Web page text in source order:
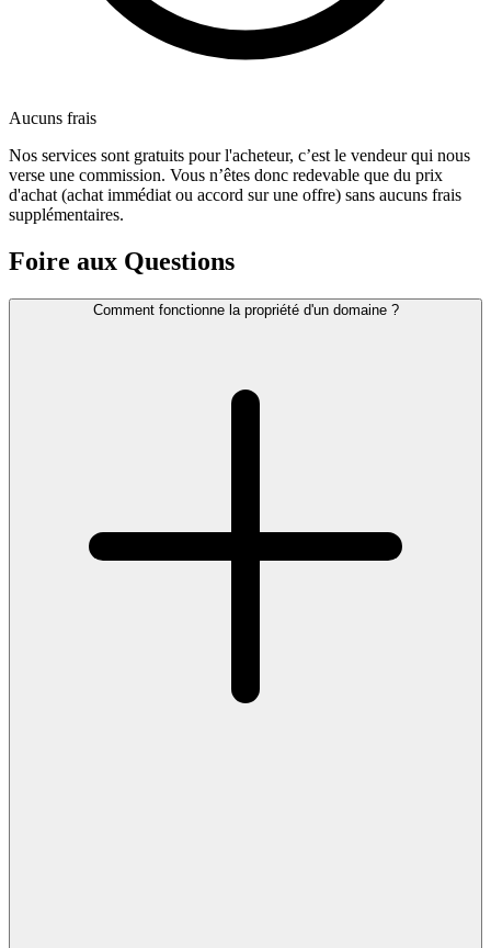
Aucuns frais
Nos services sont gratuits pour l'acheteur, c’est le vendeur qui nous
verse une commission. Vous n’êtes donc redevable que du prix
d'achat (achat immédiat ou accord sur une offre) sans aucuns frais
supplémentaires.
Foire aux Questions
Comment fonctionne la propriété d'un domaine ?